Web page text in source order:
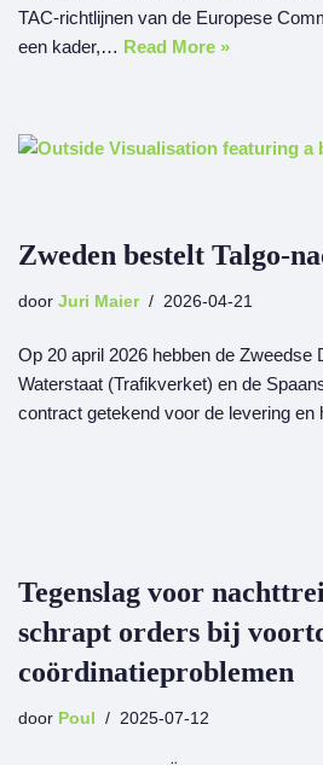
TAC-richtlijnen van de Europese
een kader,… Read More »
Zweden bestelt Talgo-
door Juri Maier 2026-04-21
Op 20 april 2026 hebben de Zweedse
Waterstaat (Trafikverket) en de
contract getekend voor de levering
Tegenslag voor
schrapt orders bij
coördinatieproblemen
door Poul 2025-07-12